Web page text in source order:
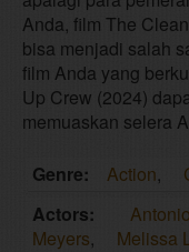
Anda, film The
bisa menjadi salah
film Anda yang
Up Crew (2024)
memuaskan selera
Genre: Action,
Actors:
Meyers,
Melissa